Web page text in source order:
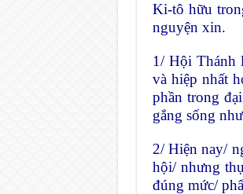
Ki-tô hữu
nguyện xin.
1/ Hội Thánh
và hiệp nhất
phần trong
gắng sống
2/ Hiện nay/
hội/ nhưng
đúng mức/